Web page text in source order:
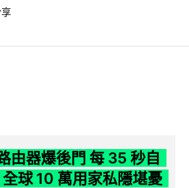
由器爆後門 每 35 秒自
球 10 萬用家私隱堪憂